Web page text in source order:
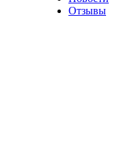
Отзывы